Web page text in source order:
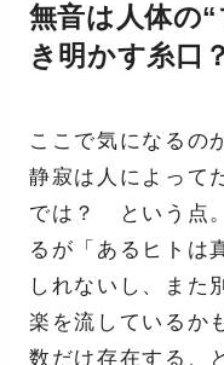
無音は人体の
き明かす糸口？
ここで気になるの
静寂は人によって
では？ という点
るが「あるヒトは
しれないし、また
楽を流しているか
数だけ存在する、